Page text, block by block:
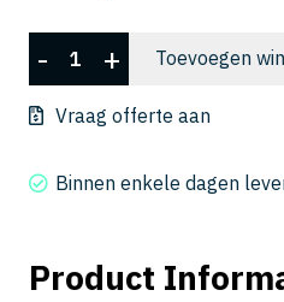
CSEB
2003-
0030-
aantal
- + Toevoegen
Vraag offerte aan
Binnen enkele dagen
Product